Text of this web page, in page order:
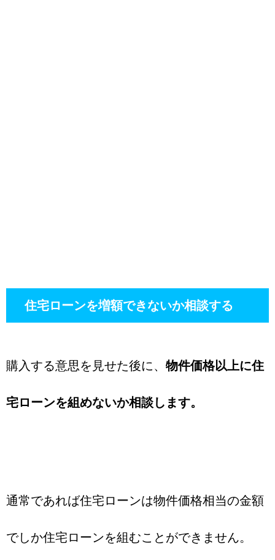
住宅ローンを増額できないか相談する
購入する意思を見せた後に、 物件価格以上に住
宅ローンを組めないか相談します。
通常であれば住宅ローンは物件価格相当の金額
でしか住宅ローンを組むことができません。